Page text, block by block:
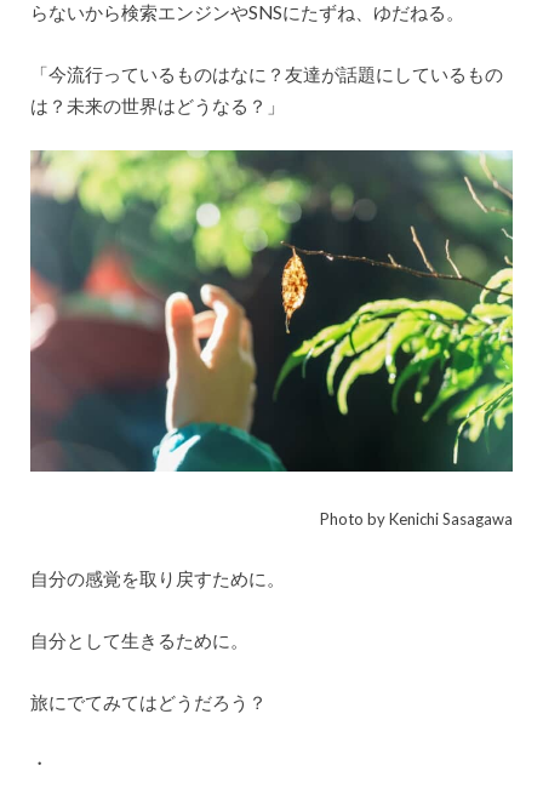
らないから検索エンジンやSNSにたずね、ゆだねる。
「今流行っているものはなに？友達が話題にしているもの
は？未来の世界はどうなる？」
Photo by Kenichi Sasagawa
自分の感覚を取り戻すために。
自分として生きるために。
旅にでてみてはどうだろう？
・